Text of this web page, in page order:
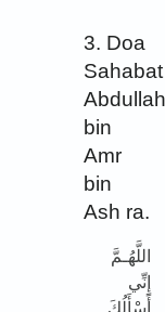
3. Doa
Sahabat
Abdullah
bin
Amr
bin
Ash ra.
اللَّهُـمَّ
إِنِّي
أَسْأَلُكَ